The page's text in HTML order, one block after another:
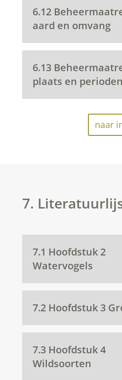
6.12
aard en omvang
6.13
plaats en perioden
naar
7.
7.1 Hoofdstuk 2
Watervogels
7.2 Hoofdstuk 3
7.3 Hoofdstuk 4
Wildsoorten